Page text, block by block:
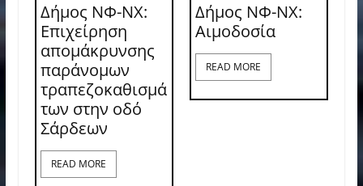
Δήμος ΝΦ-ΝΧ:
Επιχείρηση
απομάκρυνσης
παράνομων
τραπεζοκαθισμά
των στην οδό
Σάρδεων
READ MORE
Δήμος ΝΦ-ΝΧ:
Aιμοδοσία
READ MORE